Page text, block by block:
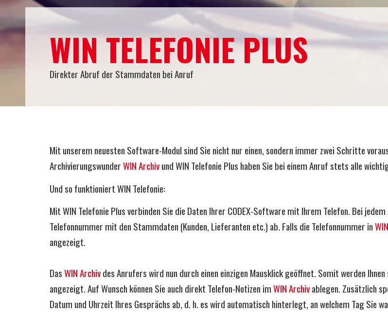
WIN TELEFONIE PLUS
Direkter Abruf der Stammdaten bei Anruf
Mit unserem neuesten Software-Modul sind Sie nicht nur einen, sondern immer zwei Schritte
ArchivierungswunderWIN Archivund WIN Telefonie Plus haben Sie bei einem Anruf stets alle
Und so funktioniert WIN Telefonie:
Mit WIN Telefonie Plus verbinden Sie die Daten Ihrer CODEX-Software mit Ihrem Telefon. Bei
Telefonnummer mit den Stammdaten (Kunden, Lieferanten etc.) ab. Falls die Telefonnummer in
angezeigt.
DasWIN Archivdes Anrufers wird nun durch einen einzigen Mausklick geöffnet. Somit werden
angezeigt. Auf Wunsch können Sie auch direkt Telefon-Notizen imWIN Archivablegen. Zusätzlich
Datum und Uhrzeit Ihres Gesprächs ab, d. h. es wird automatisch hinterlegt, an welchem Tag Sie